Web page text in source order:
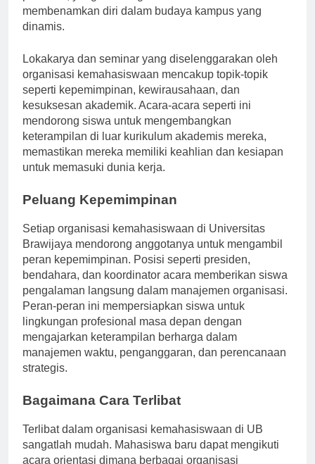
pameran, yang memungkinkan mahasiswa untuk
membenamkan diri dalam budaya kampus yang
Lokakarya dan seminar yang diselenggarakan oleh
organisasi kemahasiswaan mencakup topik-topik
seperti kepemimpinan, kewirausahaan, dan
kesuksesan akademik. Acara-acara seperti ini
mendorong siswa untuk mengembangkan
keterampilan di luar kurikulum akademis mereka,
memastikan mereka memiliki keahlian dan kesiapan
Setiap organisasi kemahasiswaan di Universitas
Brawijaya mendorong anggotanya untuk mengambil
peran kepemimpinan. Posisi seperti presiden,
bendahara, dan koordinator acara memberikan siswa
pengalaman langsung dalam manajemen organisasi.
Peran-peran ini mempersiapkan siswa untuk
lingkungan profesional masa depan dengan
mengajarkan keterampilan berharga dalam
manajemen waktu, penganggaran, dan perencanaan
Terlibat dalam organisasi kemahasiswaan di UB
sangatlah mudah. Mahasiswa baru dapat mengikuti